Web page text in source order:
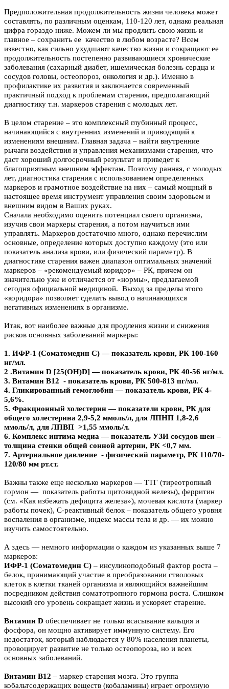
Предположительная продолжительность жизни человека может
составлять, по различным оценкам, 110-120 лет, однако реальная
цифра гораздо ниже. Можем ли мы продлить свою жизнь и
главное – сохранить ее качество в любом возрасте? Всем
известно, как сильно ухудшают качество жизни и сокращают ее
продолжительность постепенно развивающиеся хронические
заболевания (сахарный диабет, ишемическая болезнь сердца и
сосудов головы, остеопороз, онкология и др.). Именно в
профилактике их развития и заключается современный
практичный подход к проблемам старения, предполагающий
диагностику т.н. маркеров старения с молодых лет.
В целом старение – это комплексный глубинный процесс,
начинающийся с внутренних изменений и приводящий к
изменениям внешним. Главная задача – найти внутренние
рычаги воздействия и управления механизмами старения, что
даст хороший долгосрочный результат и приведет к
благоприятным внешним эффектам. Поэтому ранняя, с молодых
лет, диагностика старения с использованием определенных
маркеров и грамотное воздействие на них – самый мощный в
настоящее время инструмент управления своим здоровьем и
внешним видом в Ваших руках.
Сначала необходимо оценить потенциал своего организма,
изучив свои маркеры старения, а потом научиться ими
управлять. Маркеров достаточно много, однако перечислим
основные, определение которых доступно каждому (это или
показатель анализа крови, или физический параметр). В
диагностике старения важен диапазон оптимальных значений
маркеров – «рекомендуемый коридор» – РК, причем он
значительно у́же и отличается от «нормы», предлагаемой
сегодня официальной медициной. Выход за пределы этого
«коридора» позволяет сделать вывод о начинающихся
негативных изменениях в организме.
Итак, вот наиболее важные для продления жизни и снижения
рисков основных заболеваний маркеры:
1. ИФР-1 (Соматомедин С) — показатель крови, РК 100-160
нг/мл.
2 .Витамин D [25(OH)D] — показатель крови, РК 40-56 нг/мл.
3. Витамин В12 - показатель крови, РК 500-813 пг/мл.
4. Гликированный гемоглобин — показатель крови, РК 4-
5,6%.
5. Фракционный холестерин — показатели крови, РК для
общего холестерина 2,9-5,2 ммоль/л, для ЛПНП 1,8-2,6
ммоль/л, для ЛПВП >1,55 ммоль/л.
6. Комплекс интима медиа — показатель УЗИ сосудов шеи –
толщина стенки общей сонной артерии, РК <0,7 мм.
7. Артериальное давление - физический параметр, РК 110/70-
120/80 мм рт.ст.
Важны также еще несколько маркеров — ТТГ (тиреотропный
гормон — показатель работы щитовидной железы), ферритин
(см. «Как избежать дефицита железа»), мочевая кислота (маркер
работы почек), С-реактивный белок – показатель общего уровня
воспаления в организме, индекс массы тела и др. — их можно
изучить самостоятельно.
А здесь — немного информации о каждом из указанных выше 7
маркеров:
ИФР-1 (Соматомедин С) – инсулиноподобный фактор роста –
белок, принимающий участие в преобразовании стволовых
клеток в клетки тканей организма и являющийся важнейшим
посредником действия соматотропного гормона роста. Слишком
высокий его уровень сокращает жизнь и ускоряет старение.
Витамин D обеспечивает не только всасывание кальция и
фосфора, он мощно активирует иммунную систему. Его
недостаток, который наблюдается у 80% населения планеты,
провоцирует развитие не только остеопороза, но и всех
основных заболеваний.
Витамин В12 – маркер старения мозга. Это группа
кобальтсодержащих веществ (кобаламины) играет огромную